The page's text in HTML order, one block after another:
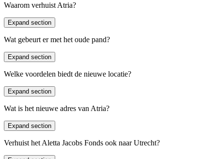
Waarom verhuist Atria?
Atria verhuist omdat de huur in Amsterdam is opgezegd; de eigenaar
heeft andere plannen met het gebouw. We nemen met gemengde
nieuwe locatie in Utrecht. In de voormalige rechtbank aan de
Hamburgerstraat begint een nieuw hoofdstuk in onze rijke
geschiedenis. Daar kunnen we onze rol als hét nationale
vrouwengeschiedenis verder versterken.
Expand section
Wat gebeurt er met het oude pand?
Het oude pand wordt teruggegeven aan de eigenaar en krijgt een
nieuwe bestemming.
Expand section
Welke voordelen biedt de nieuwe locatie?
Centraal gelegen en daarmee goed bereikbaar voor klanten en
medewerkers uit heel Nederland.
Te midden van toonaangevende culturele en academische
instellingen.
Expand section
Wat is het nieuwe adres van Atria?
Ons nieuwe adres wordt: Hamburgerstraat 28A, 3512 NS Utrecht.
Per 25 mei 2026 zijn we telefonisch bereikbaar via: 030-880 4200
Expand section
Verhuist het Aletta Jacobs Fonds ook naar Utrecht?